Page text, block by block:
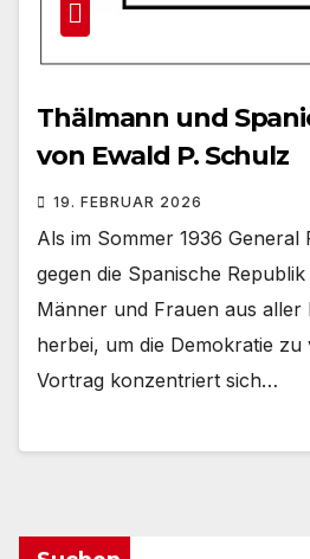
Thälmann und
von Ewald P. Schulz
19. FEBRUAR 2026
Als im Sommer 1936 General
gegen die Spanische
Männer und Frauen aus aller
herbei, um die Demokratie zu
Vortrag konzentriert sich…